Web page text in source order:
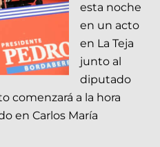
esta noche
en un acto
en La Teja
junto al
diputado
comenzará a la hora
en Carlos María